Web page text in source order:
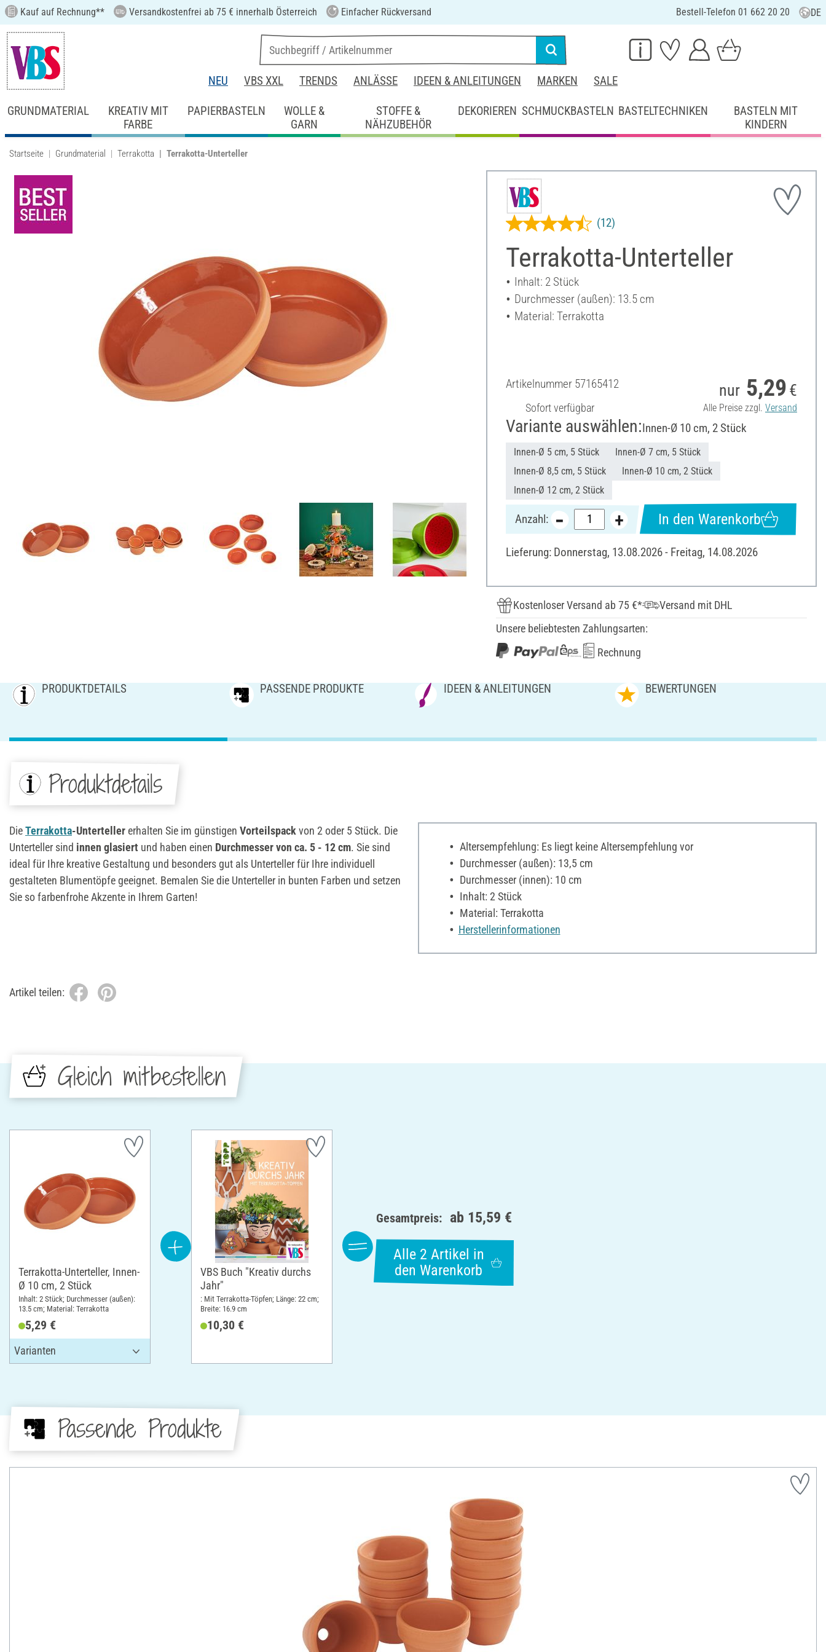
Kauf auf Rechnung** Versandkostenfrei ab 75 € innerhalb Österreich Einfacher Rückversand Bestell-Telefon 01 662 20 20 DE
NEU VBS XXL TRENDS ANLÄSSE IDEEN & ANLEITUNGEN MARKEN SALE
GRUNDMATERIAL
KREATIV MIT
FARBE
PAPIERBASTELN
WOLLE &
GARN
STOFFE &
NÄHZUBEHÖR
DEKORIEREN SCHMUCKBASTELN BASTELTECHNIKEN
BASTELN MIT
KINDERN
Startseite Grundmaterial Terrakotta Terrakotta-Unterteller
Terrakotta-Unterteller
(12)
Inhalt: 2 Stück
Durchmesser (außen): 13.5 cm
Material: Terrakotta
Artikelnummer 57165412
Sofort verfügbar
nur 5,29 €
Alle Preise zzgl. Versand
Variante auswählen:Innen-Ø 10 cm, 2 Stück
Innen-Ø 5 cm, 5 Stück
Innen-Ø 7 cm, 5 Stück
Innen-Ø 8,5 cm, 5 Stück
Innen-Ø 10 cm, 2 Stück
Innen-Ø 12 cm, 2 Stück
Anzahl: In den Warenkorb
Lieferung: Donnerstag, 13.08.2026 - Freitag, 14.08.2026
Kostenloser Versand ab 75 €*
Versand mit DHL
Unsere beliebtesten Zahlungsarten:
Rechnung
PRODUKTDETAILS PASSENDE PRODUKTE IDEEN & ANLEITUNGEN BEWERTUNGEN
Produktdetails
DieTerrakotta-Unterteller erhalten Sie im günstigen Vorteilspack von 2 oder 5 Stück. Die
Unterteller sind innen glasiert und haben einen Durchmesser von ca. 5 - 12 cm. Sie sind
ideal für Ihre kreative Gestaltung und besonders gut als Unterteller für Ihre individuell
gestalteten Blumentöpfe geeignet. Bemalen Sie die Unterteller in bunten Farben und setzen
Sie so farbenfrohe Akzente in Ihrem Garten!
Altersempfehlung: Es liegt keine Altersempfehlung vor
Durchmesser (außen): 13,5 cm
Durchmesser (innen): 10 cm
Inhalt: 2 Stück
Material: Terrakotta
Herstellerinformationen
Artikel teilen:
Gleich mitbestellen
Terrakotta-Unterteller, Innen-
Ø 10 cm, 2 Stück
Inhalt: 2 Stück; Durchmesser (außen):
13.5 cm; Material: Terrakotta
5,29 €
VBS Buch "Kreativ durchs
Jahr"
: Mit Terrakotta-Töpfen; Länge: 22 cm;
Breite: 16.9 cm
10,30 €
Gesamtpreis: ab 15,59 €
Alle 2 Artikel in
den Warenkorb
Passende Produkte